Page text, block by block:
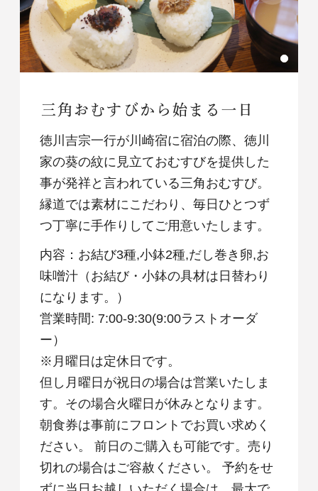
三角おむすびから始まる一日
徳川吉宗一行が川崎宿に宿泊の際、徳川
家の葵の紋に見立ておむすびを提供した
事が発祥と言われている三角おむすび。
縁道では素材にこだわり、毎日ひとつず
つ丁寧に手作りしてご用意いたします。
内容：お結び3種,小鉢2種,だし巻き卵,お
味噌汁（お結び・小鉢の具材は日替わり
になります。）
営業時間: 7:00-9:30(9:00ラストオーダ
ー）
※月曜日は定休日です。
但し月曜日が祝日の場合は営業いたしま
す。その場合火曜日が休みとなります。
朝食券は事前にフロントでお買い求めく
ださい。 前日のご購入も可能です。売り
切れの場合はご容赦ください。 予約をせ